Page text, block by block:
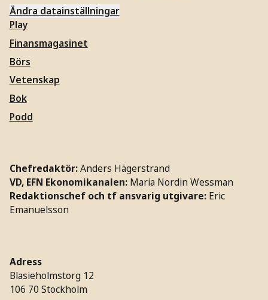
Ändra datainställningar
Play
Finansmagasinet
Börs
Vetenskap
Bok
Podd
Chefredaktör:Anders Hägerstrand
VD, EFN Ekonomikanalen: Maria Nordin Wessman
Redaktionschef och tf ansvarig utgivare: Eric
Emanuelsson
Adress
Blasieholmstorg 12
106 70 Stockholm